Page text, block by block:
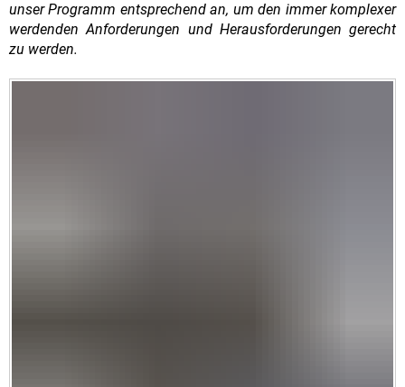
unser Programm entsprechend an, um den immer komplexer
werdenden Anforderungen und Herausforderungen gerecht
zu werden.